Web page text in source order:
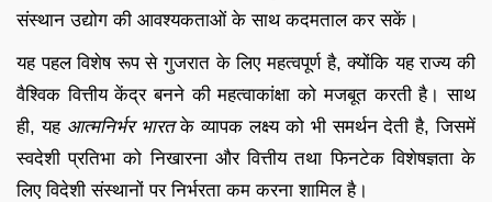
संस्थान उद्योग की आवश्यकताओं के साथ कदमताल कर सकें।
यह पहल विशेष रूप से गुजरात के लिए महत्वपूर्ण है, क्योंकि यह राज्य की
वैश्विक वित्तीय केंद्र बनने की महत्वाकांक्षा को मजबूत करती है। साथ
ही, यह आत्मनिर्भर भारतके व्यापक लक्ष्य को भी समर्थन देती है, जिसमें
स्वदेशी प्रतिभा को निखारना और वित्तीय तथा फिनटेक विशेषज्ञता के
लिए विदेशी संस्थानों पर निर्भरता कम करना शामिल है।